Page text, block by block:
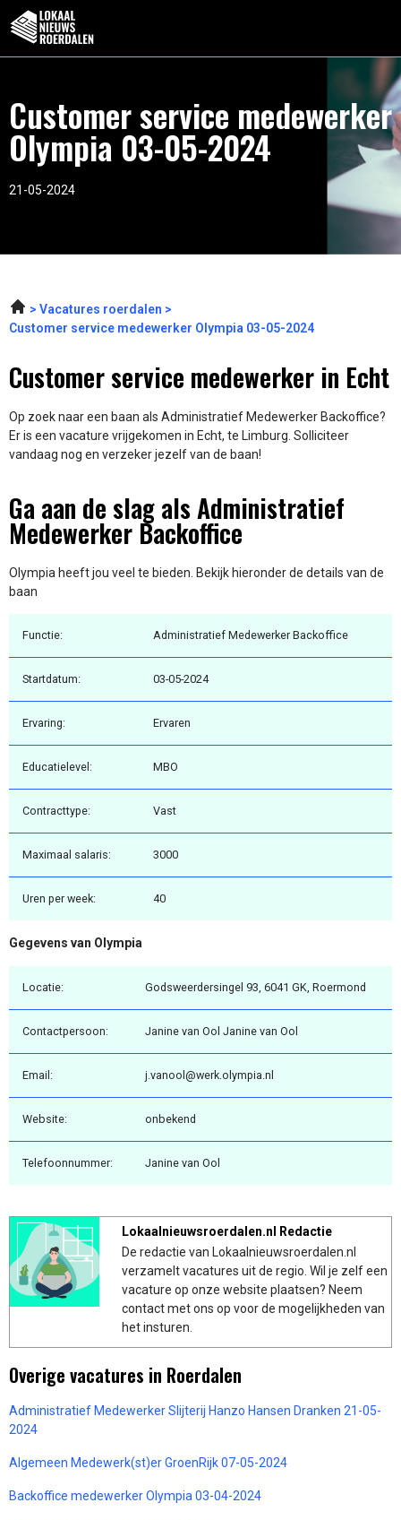
Customer service medewerker
Olympia 03-05-2024
21-05-2024
Vacatures roerdalen
Customer service medewerker Olympia 03-05-2024
Customer service medewerker in Echt
Op zoek naar een baan als Administratief Medewerker Backoffice?
Er is een vacature vrijgekomen in Echt, te Limburg. Solliciteer
vandaag nog en verzeker jezelf van de baan!
Ga aan de slag als Administratief
Medewerker Backoffice
Olympia heeft jou veel te bieden. Bekijk hieronder de details van de
baan
Functie: Administratief Medewerker Backoffice
Startdatum: 03-05-2024
Ervaring: Ervaren
Educatielevel: MBO
Contracttype: Vast
Maximaal salaris: 3000
Uren per week: 40
Gegevens van Olympia
Locatie: Godsweerdersingel 93, 6041 GK, Roermond
Contactpersoon: Janine van Ool Janine van Ool
Email: j.vanool@werk.olympia.nl
Website: onbekend
Telefoonnummer: Janine van Ool
Lokaalnieuwsroerdalen.nl Redactie
De redactie van Lokaalnieuwsroerdalen.nl
verzamelt vacatures uit de regio. Wil je zelf een
vacature op onze website plaatsen? Neem
contact met ons op voor de mogelijkheden van
het insturen.
Overige vacatures in Roerdalen
Administratief Medewerker Slijterij Hanzo Hansen Dranken 21-05-
2024
Algemeen Medewerk(st)er GroenRijk 07-05-2024
Backoffice medewerker Olympia 03-04-2024